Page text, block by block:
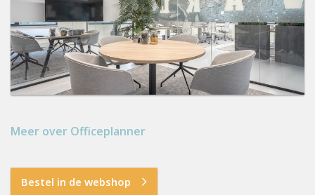
Meer over Officeplanner
Bestel in de webshop